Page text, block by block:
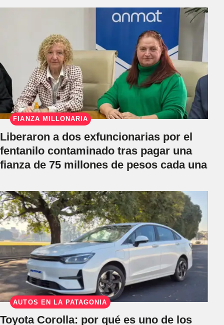
FIANZA MILLONARIA
Liberaron a dos exfuncionarias por el
fentanilo contaminado tras pagar una
fianza de 75 millones de pesos cada una
AUTOS EN LA PATAGONIA
Toyota Corolla: por qué es uno de los